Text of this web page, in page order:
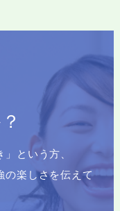
」という⽅、
の楽しさを伝えて